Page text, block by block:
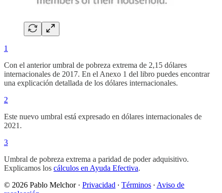
1
Con el anterior umbral de pobreza extrema de 2,15 dólares
internacionales de 2017. En el Anexo 1 del libro puedes encontrar
una explicación detallada de los dólares internacionales.
2
Este nuevo umbral está expresado en dólares internacionales de
2021.
3
Umbral de pobreza extrema a paridad de poder adquisitivo.
Explicamos los cálculos en Ayuda Efectiva.
© 2026 Pablo Melchor· Privacidad ∙ Términos ∙ Aviso de